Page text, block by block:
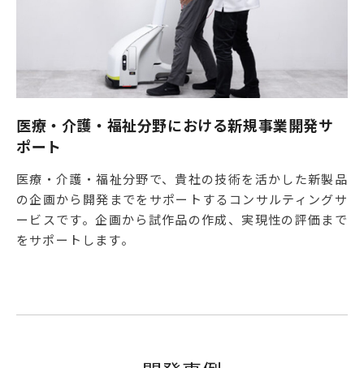
医療・介護・福祉分野における新規事業開発サ
ポート
医療・介護・福祉分野で、貴社の技術を活かした新製品
の企画から開発までをサポートするコンサルティングサ
ービスです。企画から試作品の作成、実現性の評価まで
をサポートします。